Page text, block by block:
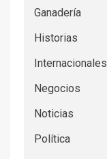
Ganadería
Historias
Internacionales
Negocios
Noticias
Política